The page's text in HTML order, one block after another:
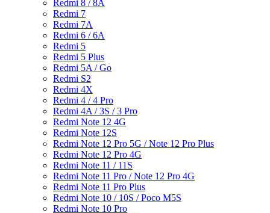
Redmi 8 / 8A
Redmi 7
Redmi 7A
Redmi 6 / 6A
Redmi 5
Redmi 5 Plus
Redmi 5A / Go
Redmi S2
Redmi 4X
Redmi 4 / 4 Pro
Redmi 4A / 3S / 3 Pro
Redmi Note 12 4G
Redmi Note 12S
Redmi Note 12 Pro 5G / Note 12 Pro Plus
Redmi Note 12 Pro 4G
Redmi Note 11 / 11S
Redmi Note 11 Pro / Note 12 Pro 4G
Redmi Note 11 Pro Plus
Redmi Note 10 / 10S / Poco M5S
Redmi Note 10 Pro